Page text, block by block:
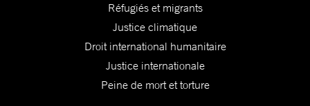
Réfugiés et migrants
Justice climatique
Droit international humanitaire
Justice internationale
Peine de mort et torture